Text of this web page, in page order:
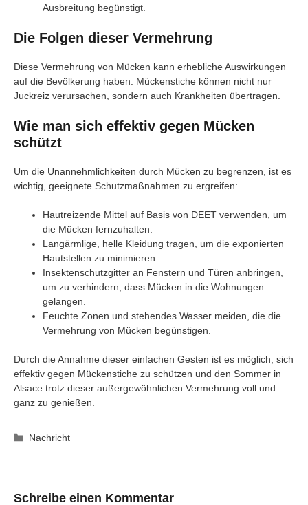
Ausbreitung begünstigt.
Die Folgen dieser Vermehrung
Diese Vermehrung von Mücken kann erhebliche Auswirkungen
auf die Bevölkerung haben. Mückenstiche können nicht nur
Juckreiz verursachen, sondern auch Krankheiten übertragen.
Wie man sich effektiv gegen Mücken
schützt
Um die Unannehmlichkeiten durch Mücken zu begrenzen, ist es
wichtig, geeignete Schutzmaßnahmen zu ergreifen:
Hautreizende Mittel auf Basis von DEET verwenden, um
die Mücken fernzuhalten.
Langärmlige, helle Kleidung tragen, um die exponierten
Hautstellen zu minimieren.
Insektenschutzgitter an Fenstern und Türen anbringen,
um zu verhindern, dass Mücken in die Wohnungen
gelangen.
Feuchte Zonen und stehendes Wasser meiden, die die
Vermehrung von Mücken begünstigen.
Durch die Annahme dieser einfachen Gesten ist es möglich, sich
effektiv gegen Mückenstiche zu schützen und den Sommer in
Alsace trotz dieser außergewöhnlichen Vermehrung voll und
ganz zu genießen.
Kategorien
Nachricht
Schreibe einen Kommentar